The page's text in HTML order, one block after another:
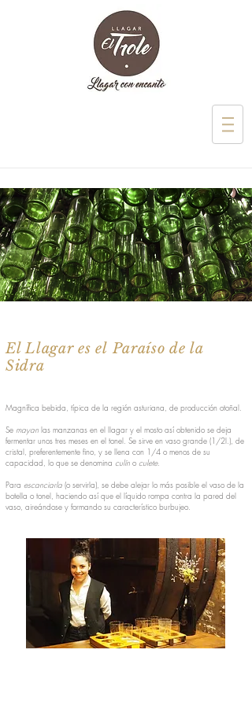
El Llagar es elParaíso de la
Sidra
Magnífica bebida, típica de la región asturiana, de producción otoñal.
Se mayan las manzanas en el llagar y el mosto así obtenido se deja
fermentar unos tres meses en el tonel. Se sirve en vaso grande (1/2l.), de
cristal, preferentemente fino, y se llena con 1/4 o menos de su
capacidad, lo que se denomina culín o culete.
Para escanciarla (o servirla), se debe alejar lo más posible el vaso de la
botella o tonel, haciendo así que el líquido rompa contra la pared del
vaso, aireándose y formando su característico burbujeo.